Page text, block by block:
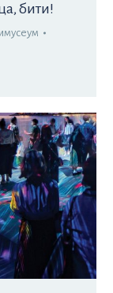
бити!